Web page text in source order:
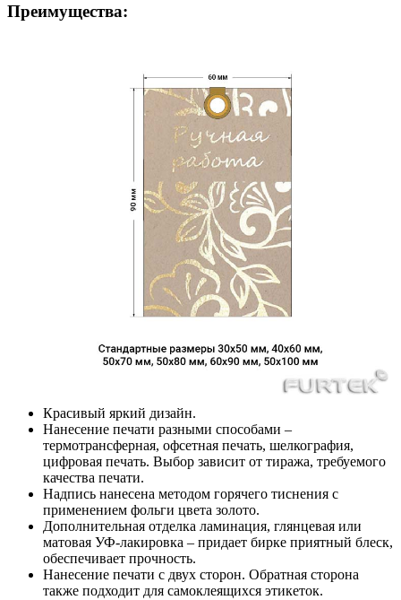
Преимущества:
Красивый яркий дизайн.
Нанесение печати разными способами –
термотрансферная, офсетная печать, шелкография,
цифровая печать. Выбор зависит от тиража, требуемого
качества печати.
Надпись нанесена методом горячего тиснения с
применением фольги цвета золото.
Дополнительная отделка ламинация, глянцевая или
матовая УФ-лакировка – придает бирке приятный блеск,
обеспечивает прочность.
Нанесение печати с двух сторон. Обратная сторона
также подходит для самоклеящихся этикеток.